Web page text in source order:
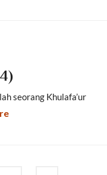
seorang Khulafa’ur